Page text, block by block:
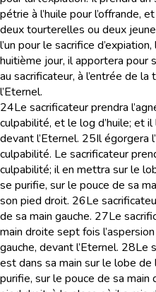
pétrie à l’huile pour l’offrande,
deux tourterelles ou deux
l’un pour le sacrifice
huitième jour, il apportera pour
au sacrificateur, à l’entrée de
l’Eternel.
24Le sacrificateur prendra
culpabilité, et le log d’huile; et
devant l’Eternel. 25Il égorgera
culpabilité. Le sacrificateur
culpabilité; il en mettra sur le
se purifie, sur le pouce de sa
son pied droit. 26Le
de sa main gauche. 27Le
main droite sept fois
gauche, devant l’Eternel. 28Le
est dans sa main sur le lobe de
purifie, sur le pouce de sa